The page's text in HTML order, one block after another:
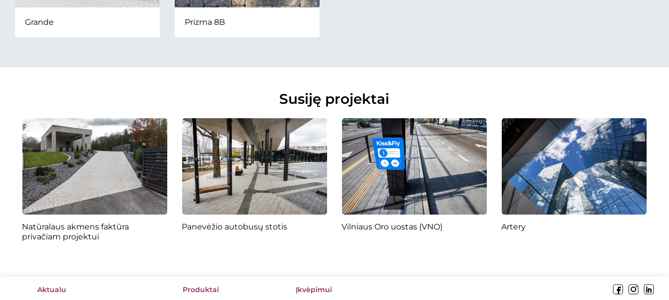
Grande Prizma 8B
Susiję projektai
Natūralaus akmens faktūra
privačiam projektui
Panevėžio autobusų stotis Vilniaus Oro uostas (VNO) Artery
Aktualu Produktai Įkvėpimui